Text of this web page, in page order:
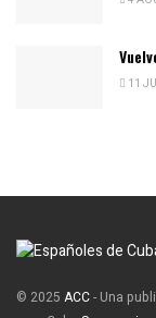
11
© 2025 ACC- Una